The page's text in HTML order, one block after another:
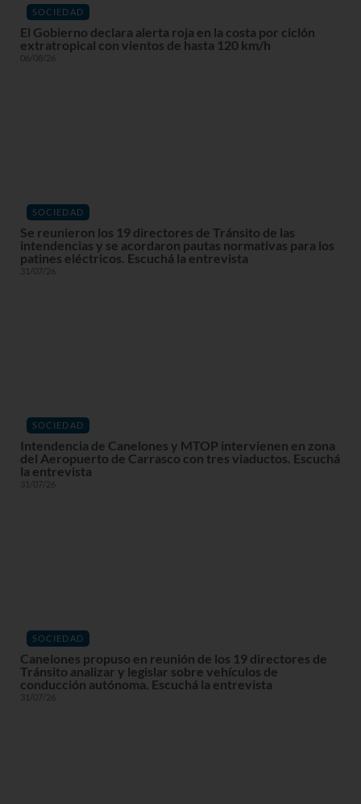
SOCIEDAD
El Gobierno declara alerta roja en la costa por ciclón
extratropical con vientos de hasta 120 km/h
06/08/26
SOCIEDAD
Se reunieron los 19 directores de Tránsito de las
intendencias y se acordaron pautas normativas para los
patines eléctricos. Escuchá la entrevista
31/07/26
SOCIEDAD
Intendencia de Canelones y MTOP intervienen en zona
del Aeropuerto de Carrasco con tres viaductos. Escuchá
la entrevista
31/07/26
SOCIEDAD
Canelones propuso en reunión de los 19 directores de
Tránsito analizar y legislar sobre vehículos de
conducción autónoma. Escuchá la entrevista
31/07/26